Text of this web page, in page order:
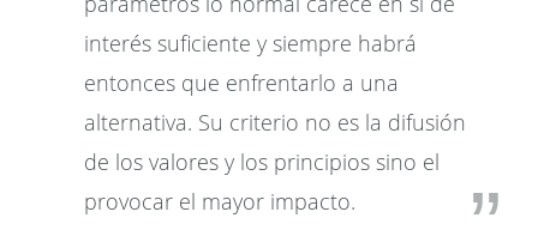
interés suficiente y siempre habrá
entonces que enfrentarlo a una
alternativa. Su criterio no es la difusión
de los valores y los principios sino el
provocar el mayor impacto.